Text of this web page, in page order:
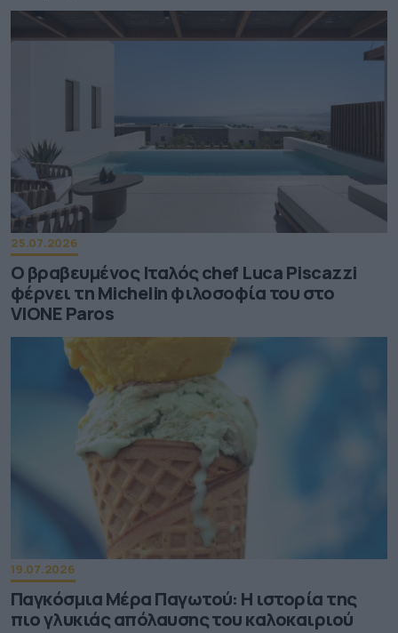
25.07.2026
Ο βραβευμένος Ιταλός chef Luca Piscazzi
φέρνει τη Michelin φιλοσοφία του στο
VIONE Paros
19.07.2026
Παγκόσμια Μέρα Παγωτού: Η ιστορία της
πιο γλυκιάς απόλαυσης του καλοκαιριού